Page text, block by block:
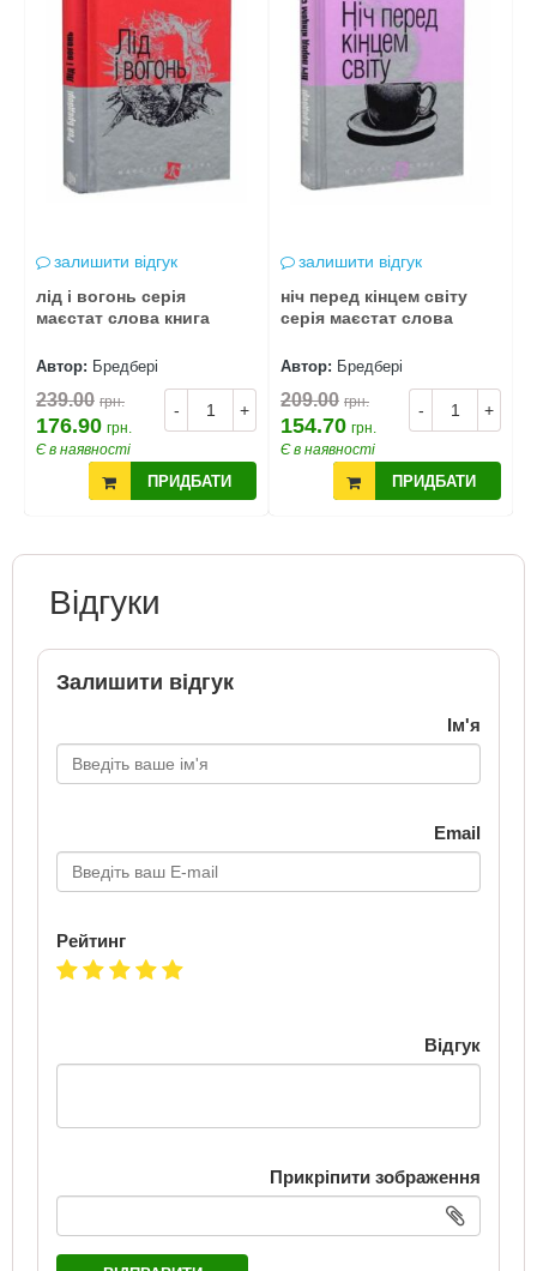
залишити відгук
лід і вогонь серія
маєстат слова книга
Автор: Бредбері
- +
239.00 грн.
176.90 грн.
Є в наявності
ПРИДБАТИ
залишити відгук
ніч перед кінцем світу
серія маєстат слова
Автор: Бредбері
- +
209.00 грн.
154.70 грн.
Є в наявності
ПРИДБАТИ
Відгуки
Залишити відгук
Ім'я
Email
Рейтинг
Відгук
Прикріпити зображення